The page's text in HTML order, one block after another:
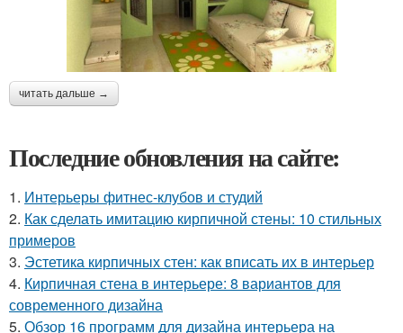
читать дальше →
Последние обновления на сайте:
1. Интерьеры фитнес-клубов и студий
2. Как сделать имитацию кирпичной стены: 10 стильных
примеров
3. Эстетика кирпичных стен: как вписать их в интерьер
4. Кирпичная стена в интерьере: 8 вариантов для
современного дизайна
5. Обзор 16 программ для дизайна интерьера на